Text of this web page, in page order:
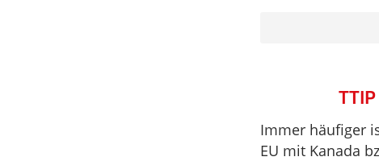
Immer häufiger
EU mit Kanada